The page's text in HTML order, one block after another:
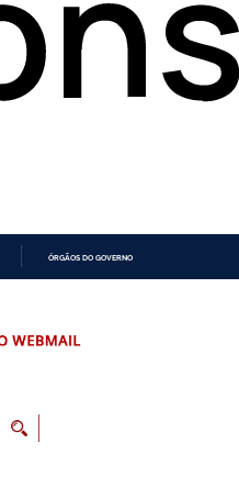
ÓRGÃOS DO GOVERNO